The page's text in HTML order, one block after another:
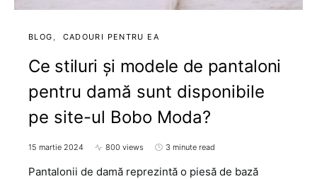
BLOG CADOURI PENTRU EA
Ce stiluri și modele de pantaloni
pentru damă sunt disponibile
pe site-ul Bobo Moda?
15 martie 2024 800 views 3 minute read
Pantalonii de damă reprezintă o piesă de bază